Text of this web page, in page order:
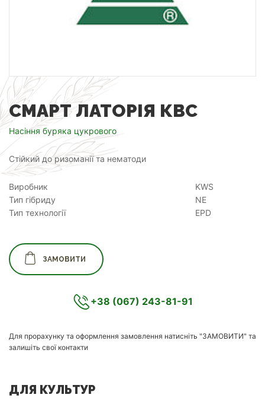
СМАРТ ЛАТОРІЯ КВС
Насіння буряка цукрового
Стійкий до ризоманії та нематоди
Виробник
KWS
Тип гібриду
NE
Тип технології
EPD
ЗАМОВИТИ
+38 (067) 243-81-91
Для прорахунку та оформлення замовлення натисніть "ЗАМОВИТИ" та
залишіть свої контакти
ДЛЯ КУЛЬТУР